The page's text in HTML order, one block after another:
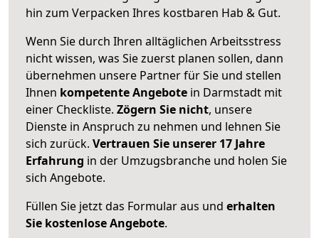
hin zum Verpacken Ihres kostbaren Hab & Gut.
Wenn Sie durch Ihren alltäglichen Arbeitsstress
nicht wissen, was Sie zuerst planen sollen, dann
übernehmen unsere Partner für Sie und stellen
Ihnen kompetente Angebote in Darmstadt mit
einer Checkliste. Zögern Sie nicht, unsere
Dienste in Anspruch zu nehmen und lehnen Sie
sich zurück. Vertrauen Sie unserer 17 Jahre
Erfahrung in der Umzugsbranche und holen Sie
sich Angebote.
Füllen Sie jetzt das Formular aus und erhalten
Sie kostenlose Angebote.